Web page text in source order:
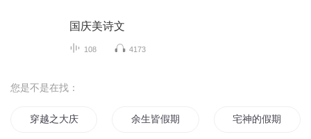
国庆美诗文
108 4173
您是不是在找：
穿越之大庆帝国 余生皆假期 宅神的假期